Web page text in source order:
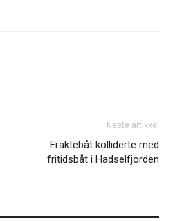
Neste artikkel
Fraktebåt kolliderte med
fritidsbåt i Hadselfjorden